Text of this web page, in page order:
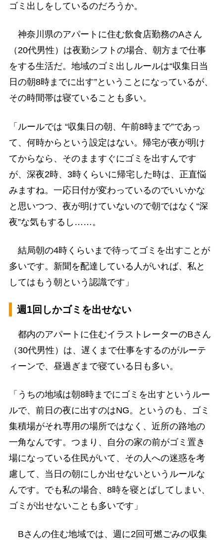
ゴミ出しをしているのだろうか。
神奈川県のアパートに住む飲食店勤務のAさん
（20代男性）は夜勤シフトの場合、朝方まで仕事
をする生活だ。地域のゴミ出しルールは“収集日当
日の朝8時までに出す”ということになっているが、
その時間帯は寝ていることも多い。
「ルールでは “収集日の朝、午前8時まで”であっ
て、何時からという設定はない。帰宅が夜が明け
てからなら、そのまますぐにゴミを出すんです
が、深夜2時、3時くらいに帰宅した時は、正直悩
みますね。一応日付が変わっているのでいいかな
と思いつつ、夜が明けていないので朝ではなく“深
夜”な気もするし……。
結局朝の4時くらいまで待ってゴミを出すことが
多いです。新聞を配達している人がいれば、私と
してはもう朝という認識です」
週1回しかゴミを出せない
都内のアパートに住むイラストレーターのBさん
（30代男性）は、遅くまで仕事をするのがルーテ
ィーンで、昼過ぎまで寝ている日も多い。
「うちの地域は朝8時までにゴミを出すというルー
ルで、前日の夜に出すのはNG。というのも、ゴミ
集積場がそれ専用の場所ではなく、近所の路地の
一角なんです。つまり、自分の家の前がゴミ置き
場になっている住民がいて、その人への迷惑を考
慮して、当日の朝にしか出せないというルールな
んです。でも私の場合、8時を寝とばしてしまい、
ゴミが出せないことも多いです」
Bさんの住む地域では、週に2回可燃ごみの収集